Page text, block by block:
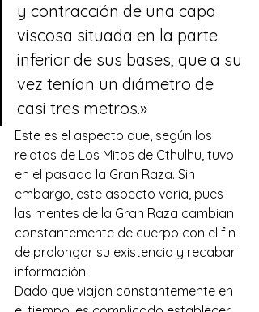
y contracción de una capa
viscosa situada en la parte
inferior de sus bases, que a su
vez tenían un diámetro de
casi tres metros.»
Este es el aspecto que, según los
relatos de Los Mitos de Cthulhu, tuvo
en el pasado la Gran Raza. Sin
embargo, este aspecto varía, pues
las mentes de la Gran Raza cambian
constantemente de cuerpo con el fin
de prolongar su existencia y recabar
información.
Dado que viajan constantemente en